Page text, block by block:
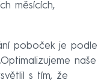
měsících,
poboček je podle
naše
s tím, že